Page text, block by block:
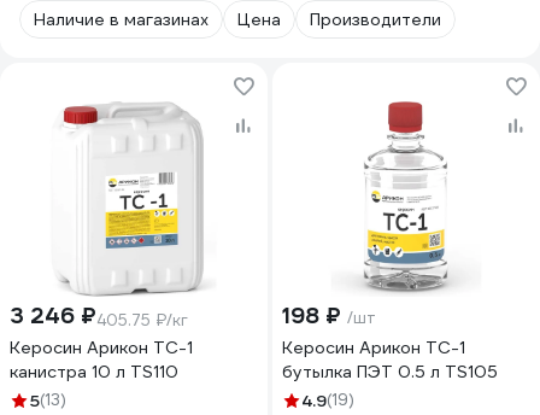
Наличие в магазинах Цена Производители
3 246 ₽405.75 ₽/кг
Керосин Арикон ТС-1
канистра 10 л TS110
5(13)
198 ₽ /шт
Керосин Арикон ТС-1
бутылка ПЭТ 0.5 л TS105
4.9(19)